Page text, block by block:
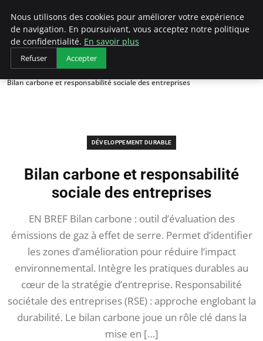
Arcticclimateemergency
Accueil
Développement durable
Bilan carbone et responsabilité sociale des entreprises
DÉVELOPPEMENT DURABLE
Bilan carbone et responsabilité
sociale des entreprises
EN BREF Bilan carbone : outil d’évaluation des
émissions de gaz à effet de serre. Permet d’identifier
les zones d’amélioration pour réduire l’impact
environnemental. Intègre les pratiques durables au
cœur de la stratégie d’entreprise. Responsabilité
sociétale des entreprises (RSE) : approche englobant la
durabilité. Le bilan carbone joue un rôle clé dans la
mise en […]
Nous utilisons des cookies pour améliorer votre expérience
de navigation. En poursuivant, vous acceptez notre politique
de confidentialité. En savoir plus
Refuser Accepter